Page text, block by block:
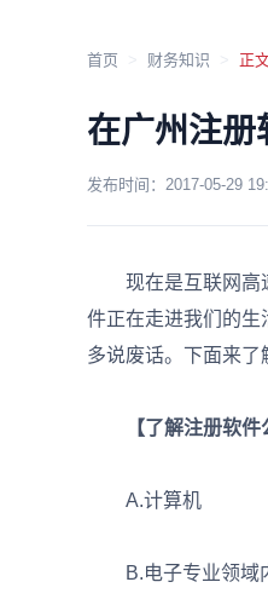
首页 财务知识 正
在广州注册
发布时间： 2017-05-29
现在是互联网高速
件正在走进我们的生
多说废话。下面来了
【了解注册软件
A.计算机
B.电子专业领域内